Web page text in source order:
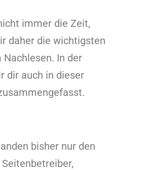
immer die Zeit,
daher die wichtigsten
Nachlesen. In der
dir auch in dieser
bisher nur den